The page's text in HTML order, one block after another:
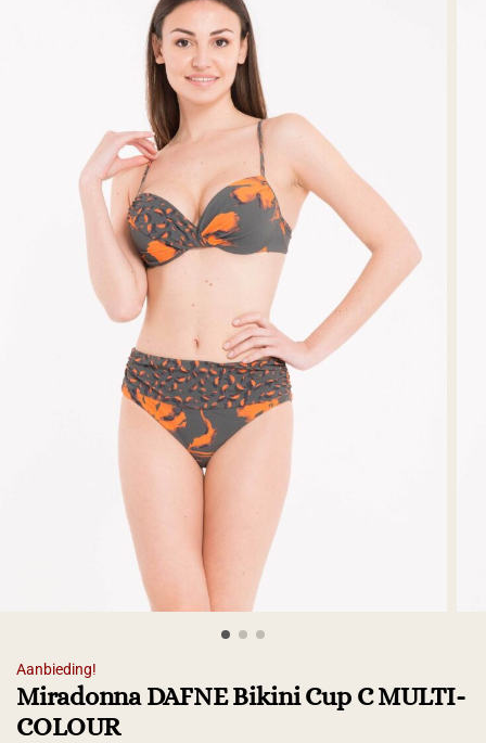
Aanbieding!
Miradonna DAFNE Bikini Cup C MULTI-
COLOUR